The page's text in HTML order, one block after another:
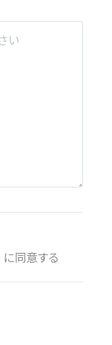
に同意する